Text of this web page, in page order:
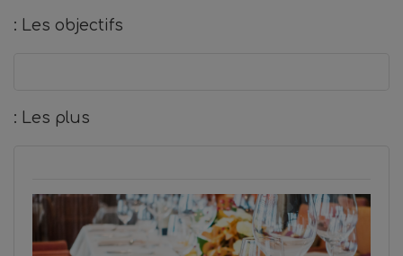
: Les objectifs
: Les plus